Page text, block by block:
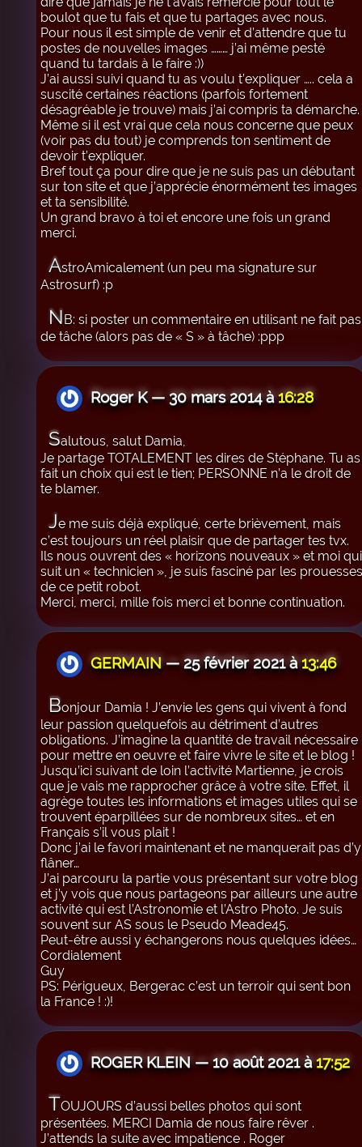
boulot que tu fais et que tu partages avec nous.
Pour nous il est simple de venir et d’attendre que tu
postes de nouvelles images ……… j’ai même pesté
quand tu tardais à le faire :))
J’ai aussi suivi quand tu as voulu t’expliquer ….. cela a
suscité certaines réactions (parfois fortement
désagréable je trouve) mais j’ai compris ta démarche.
Même si il est vrai que cela nous concerne que peux
(voir pas du tout) je comprends ton sentiment de
devoir t’expliquer.
Bref tout ça pour dire que je ne suis pas un débutant
sur ton site et que j’apprécie énormément tes images
et ta sensibilité.
Un grand bravo à toi et encore une fois un grand
merci.
AstroAmicalement (un peu ma signature sur
Astrosurf) :p
NB: si poster un commentaire en utilisant ne fait pas
de tâche (alors pas de « S » à tâche) :ppp
Roger K — 30 mars 2014 à16:28
Salutous, salut Damia,
Je partage TOTALEMENT les dires de Stéphane. Tu as
fait un choix qui est le tien; PERSONNE n’a le droit de
te blamer.
Je me suis déjà expliqué, certe brièvement, mais
c’est toujours un réel plaisir que de partager tes tvx.
Ils nous ouvrent des « horizons nouveaux » et moi qui
suit un « technicien », je suis fasciné par les prouesses
de ce petit robot.
Merci, merci, mille fois merci et bonne continuation.
GERMAIN— 25 février 2021 à13:46
Bonjour Damia ! J’envie les gens qui vivent à fond
leur passion quelquefois au détriment d’autres
obligations. J’imagine la quantité de travail nécessaire
pour mettre en oeuvre et faire vivre le site et le blog !
Jusqu’ici suivant de loin l’activité Martienne, je crois
que je vais me rapprocher grâce à votre site. Effet, il
agrège toutes les informations et images utiles qui se
trouvent éparpillées sur de nombreux sites… et en
Français s’il vous plait !
Donc j’ai le favori maintenant et ne manquerait pas d’y
flâner…
J’ai parcouru la partie vous présentant sur votre blog
et j’y vois que nous partageons par ailleurs une autre
activité qui est l’Astronomie et l’Astro Photo. Je suis
souvent sur AS sous le Pseudo Meade45.
Peut-être aussi y échangerons nous quelques idées…
Cordialement
Guy
PS: Périgueux, Bergerac c’est un terroir qui sent bon
la France ! :)!
ROGER KLEIN — 10 août 2021 à17:52
TOUJOURS d’aussi belles photos qui sont
présentées. MERCI Damia de nous faire rêver .
J’attends la suite avec impatience . Roger